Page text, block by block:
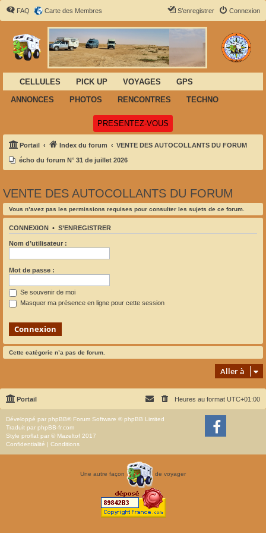
FAQ Carte des Membres Connexion
S’enregistrer
CELLULES PICK UP VOYAGES
GPS
ANNONCES
PHOTOS RENCONTRES TECHNO
PRESENTEZ-VOUS
Portail Index du forum VENTE DES AUTOCOLLANTS DU FORUM
écho du forum N° 31 de juillet 2026
VENTE DES AUTOCOLLANTS DU FORUM
Vous n’avez pas les permissions requises pour consulter les sujets de ce forum.
CONNEXION • S’ENREGISTRER
Nom d’utilisateur :
Mot de passe :
Se souvenir de moi
Masquer ma présence en ligne pour cette session
Cette catégorie n’a pas de forum.
Aller à
Portail Heures au format UTC+01:00
Développé par phpBB® Forum Software © phpBB Limited
Traduit par phpBB-fr.com
Style proflat par © Mazeltof 2017
Confidentialité | Conditions
Une autre façon de voyager